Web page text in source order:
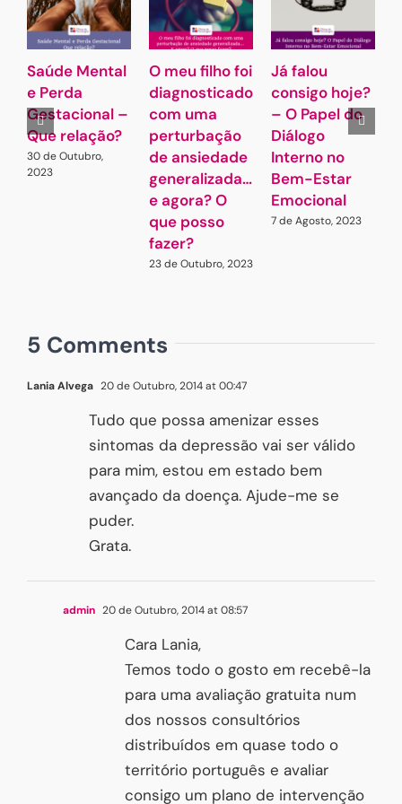
Saúde Mental
e Perda
Gestacional –
Que relação?
30 de Outubro,
2023
O meu filho foi
diagnosticado
com uma
perturbação
de ansiedade
generalizada…
e agora? O
que posso
fazer?
23 de Outubro, 2023
Já falou
consigo hoje?
– O Papel do
Diálogo
Interno no
Bem-Estar
Emocional
7 de Agosto, 2023
5 Comments
Lania Alvega 20 de Outubro, 2014 at 00:47
Tudo que possa amenizar esses
sintomas da depressão vai ser válido
para mim, estou em estado bem
avançado da doença. Ajude-me se
puder.
Grata.
admin 20 de Outubro, 2014 at 08:57
Cara Lania,
Temos todo o gosto em recebê-la
para uma avaliação gratuita num
dos nossos consultórios
distribuídos em quase todo o
território português e avaliar
consigo um plano de intervenção